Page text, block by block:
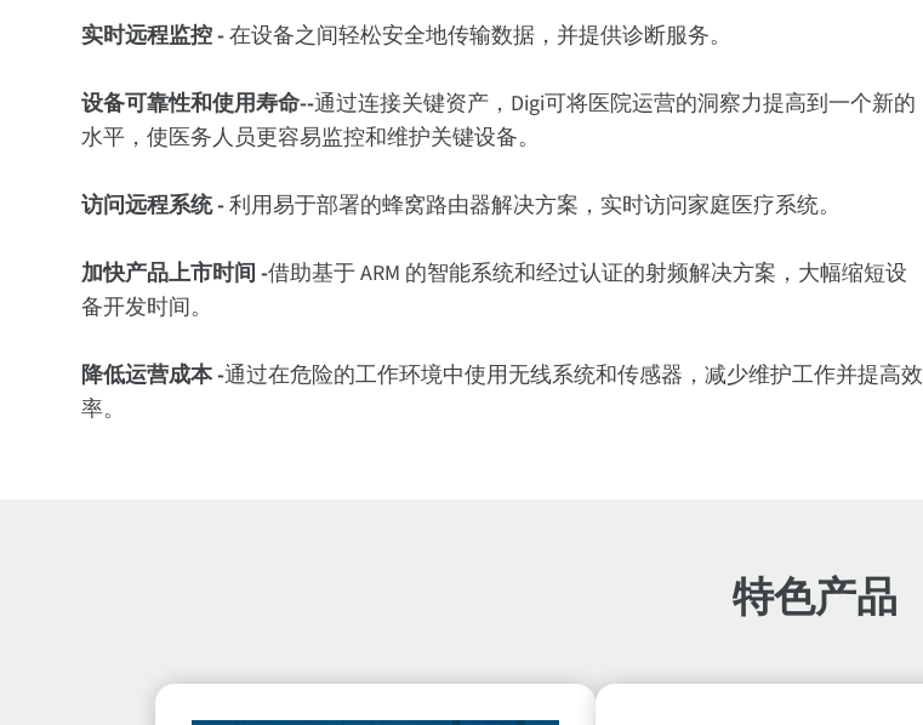
实时远程监控 -在设备之间轻松安全地传输数据，并提供诊断服务。
设备可靠性和使用寿命--通过连接关键资产，Digi可将医院运营的洞察力提高到一个新的
水平，使医务人员更容易监控和维护关键设备。
访问远程系统 -利用易于部署的蜂窝路由器解决方案，实时访问家庭医疗系统。
加快产品上市时间 -借助基于 ARM 的智能系统和经过认证的射频解决方案，大幅缩短设
备开发时间。
降低运营成本-通过在危险的工作环境中使用无线系统和传感器，减少维护工作并提高效
率。
特色产品